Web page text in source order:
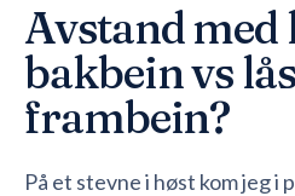
Instruktører
Butikk
Blogg
Avstand med
bakbein vs
frambein?
På et stevne i høst kom jeg i